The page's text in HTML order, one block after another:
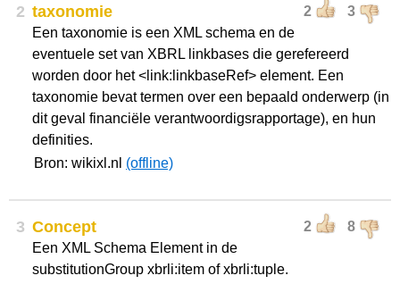
2 2 3
taxonomie
Een taxonomie is een XML schema en de
eventuele set van XBRL linkbases die gerefereerd
worden door het <link:linkbaseRef> element. Een
taxonomie bevat termen over een bepaald onderwerp (in
dit geval financiële verantwoordigsrapportage), en hun
definities.
Bron: wikixl.nl (offline)
3 2 8
Concept
Een XML Schema Element in de
substitutionGroup xbrli:item of xbrli:tuple.